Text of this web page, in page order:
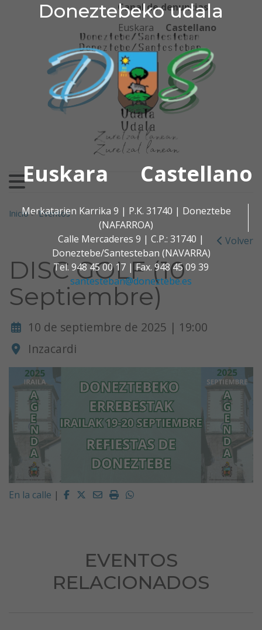
Doneztebeko udala
Euskara Castellano
Merkatarien Karrika 9 | P.K. 31740 | Doneztebe
(NAFARROA)
Calle Mercaderes 9 | C.P.: 31740 |
Doneztebe/Santesteban (NAVARRA)
Tel. 948 45 00 17 | Fax. 948 45 09 39
santesteban@doneztebe.es
Ir al contenido
Doneztebeko udala
Canal de denuncias
Euskara
Castellano
Buscar:
Inicio>Eventos
Volver
DISC GOLF (10
Septiembre)
10 de septiembre de 2025 | 19:00
Inzacardi
En la calle | Facebook
Twitter
EmailImprimirWhatsapp
EVENTOS
RELACIONADOS